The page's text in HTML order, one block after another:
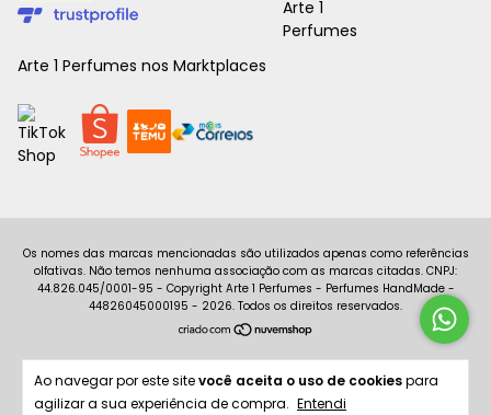
Ao navegar por este sitevocê aceita o uso de cookiespara
agilizar a sua experiência de compra. Entendi
Arte 1 Perfumes nos Marktplaces
Copyright Arte 1 Perfumes - Perfumes HandMade -
44826045000195 - 2026. Todos os direitos reservados.